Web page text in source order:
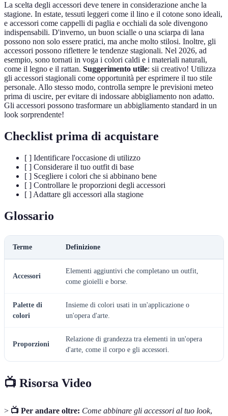
La scelta degli accessori deve tenere in considerazione anche la
stagione. In estate, tessuti leggeri come il lino e il cotone sono ideali,
e accessori come cappelli di paglia e occhiali da sole divengono
indispensabili. D'inverno, un buon scialle o una sciarpa di lana
possono non solo essere pratici, ma anche molto stilosi. Inoltre, gli
accessori possono riflettere le tendenze stagionali. Nel 2026, ad
esempio, sono tornati in voga i colori caldi e i materiali naturali,
come il legno e il rattan. Suggerimento utile: sii creativo! Utilizza
gli accessori stagionali come opportunità per esprimere il tuo stile
personale. Allo stesso modo, controlla sempre le previsioni meteo
prima di uscire, per evitare di indossare abbigliamento non adatto.
Gli accessori possono trasformare un abbigliamento standard in un
look sorprendente!
Checklist prima di acquistare
[ ] Identificare l'occasione di utilizzo
[ ] Considerare il tuo outfit di base
[ ] Scegliere i colori che si abbinano bene
[ ] Controllare le proporzioni degli accessori
[ ] Adattare gli accessori alla stagione
Glossario
Terme Definizione
Accessori
Elementi aggiuntivi che completano un outfit,
come gioielli e borse.
Palette di
colori
Insieme di colori usati in un'applicazione o
un'opera d'arte.
Proporzioni
Relazione di grandezza tra elementi in un'opera
d'arte, come il corpo e gli accessori.
📺 Risorsa Video
> 📺 Per andare oltre: Come abbinare gli accessori al tuo look,